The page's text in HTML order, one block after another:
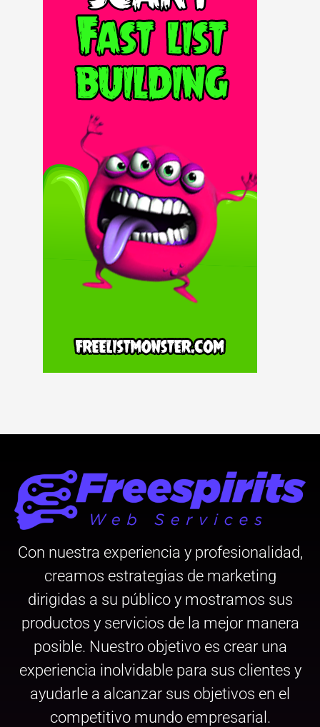
Con nuestra experiencia y profesionalidad,
creamos estrategias de marketing
dirigidas a su público y mostramos sus
productos y servicios de la mejor manera
posible. Nuestro objetivo es crear una
experiencia inolvidable para sus clientes y
ayudarle a alcanzar sus objetivos en el
competitivo mundo empresarial.